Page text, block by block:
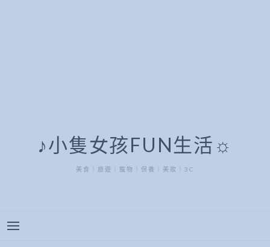
♪小隻女孩FUN生活☼
美食｜旅遊｜寵物｜保養｜美妝｜3C